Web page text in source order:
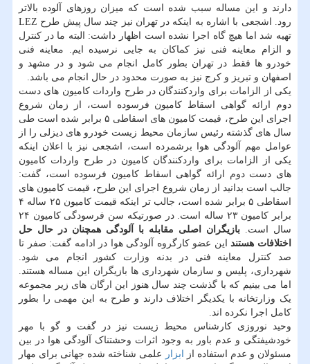
دارند و این مساله سبب شده است که میزان روزهای آلوده بالاتر
رود. اشجعی با اشاره به اینکه در تهران نیز چند سال پیش طرح LEZ
تهیه شد اما هیچ گاه اجرا نشده است اظهار داشت: البته ما در کنترل
و الزام معاینه فنی نیز کماکان به جایی نرسیده ایم. معاینه فنی
خودرو ها فقط در تهران بطور کامل انجام می شود و در مشهد و
اصفهان و تبریز و کرج نیز به صورت محدود در حال انجام می باشد.
یکی از الزامات برای واردکنندگان در طرح واردات کامیون های دست
دوم ارائه گواهی اسقاط کامیون فرسوده است، از زمان شروع
اجرای این طرح، قیمت کامیون های اسقاطی ۵ برابر شده است طی
سال های گذشته رئیس سازمان محیط زیست خودرو های دیزلی را از
عوامل مهم آلودگی هوا برشمرده است، اشجعی نیز با اعلان اینکه
یکی از الزامات برای واردکنندگان کامیون در طرح واردات کامیون
های دست دوم ارائه گواهی اسقاط کامیون فرسوده است، گفت:
جالب است بدانید از زمان شروع اجرای این طرح، قیمت کامیون های
اسقاطی ۵ برابر شده است، جالب تر اینکه قیمت کامیون ۲۵ ساله ۴
برابر کامیون ۲۳ ساله است. در صورتیکه سن فرسودگی کامیون ۲۴
سال است. بازیگران اصلی مقابله با آلودگی همچنان در حال حل
اختلافات هستنداین عضو کارگروه آلودگی هوا در ادامه گفت: صفر تا
صد کنترل معاینه فنی در بدنه وزارت کشور انجام می شود.
شهرداری، پلیس و سازمان شهرداری ها بازیگران این مساله هستند.
اما می بینیم که با گذشت چند سال هنوز این ارگان های زیر مجموعه
یک وزارتخانه با یکدیگر اختلاف دارند و طرح به این مهمی را بطور
کامل اجرا نکرده اند.
وحید نوروزی کارشناس محیط زیست نیز در گفت و گو با مهر
خودشیفتگی و عدم باور به وجود اثرات وحشتناک آلودگی هوا در بین
مسئولان و عدم استفاده از ابزار
علمی شناخته شده جهانی برای مهار